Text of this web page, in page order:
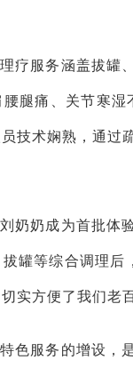
疗服务涵盖拔罐
腿痛、关节寒
技术娴熟，通过
奶奶成为首批体
罐等综合调理后
实方便了我们老
色服务的增设，